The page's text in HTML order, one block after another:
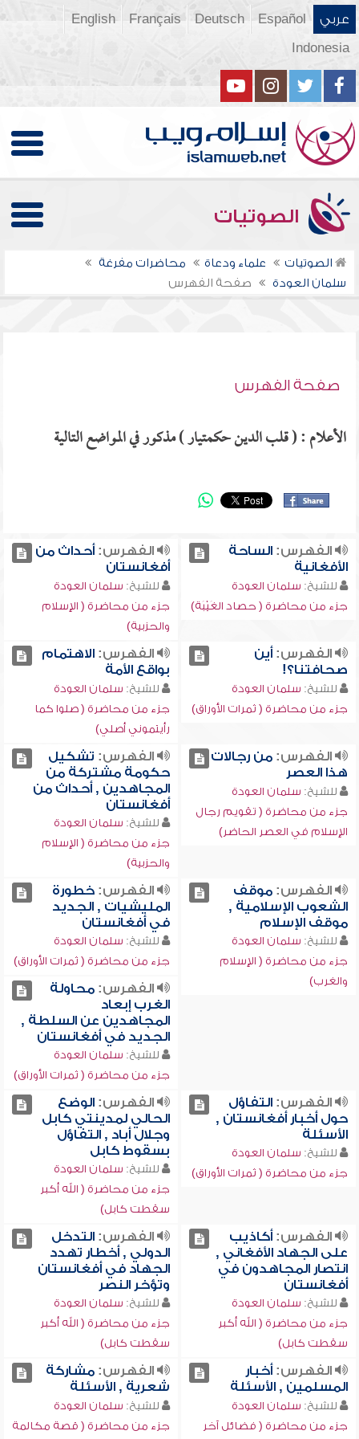
عربي Español
Deutsch
Français
English
Indonesia
الصوتيات
الصوتيات علماء ودعاة
محاضرات مفرغة
سلمان العودة
صفحة الفهرس
صفحة الفهرس
الأعلام : ( قلب الدين حكمتيار ) مذكور في المواضع التالية
الفهرس:الساحة
الأفغانية
للشيخ: سلمان العودة
جزء من محاضرة ( حصاد الغَيْبَة)
الفهرس:أحداث من
أفغانستان
للشيخ: سلمان العودة
جزء من محاضرة ( الإسلام
والحزبية)
الفهرس:أين
صحافتنا؟!
للشيخ: سلمان العودة
جزء من محاضرة ( ثمرات الأوراق)
الفهرس:الاهتمام
بواقع الأمة
للشيخ: سلمان العودة
جزء من محاضرة ( صلوا كما
رأيتموني أصلي)
الفهرس:من رجالات
هذا العصر
للشيخ: سلمان العودة
جزء من محاضرة ( تقويم رجال
الإسلام في العصر الحاضر)
الفهرس: تشكيل
حكومة مشتركة من
المجاهدين , أحداث من
أفغانستان
للشيخ: سلمان العودة
جزء من محاضرة ( الإسلام
والحزبية)
الفهرس:موقف
الشعوب الإسلامية ,
موقف الإسلام
للشيخ: سلمان العودة
جزء من محاضرة ( الإسلام
والغرب)
الفهرس:خطورة
المليشيات , الجديد
في أفغانستان
للشيخ: سلمان العودة
جزء من محاضرة ( ثمرات الأوراق)
الفهرس:محاولة
الغرب إبعاد
المجاهدين عن السلطة ,
الجديد في أفغانستان
للشيخ: سلمان العودة
جزء من محاضرة ( ثمرات الأوراق)
الفهرس:التفاؤل
حول أخبار أفغانستان ,
الأسئلة
للشيخ: سلمان العودة
جزء من محاضرة ( ثمرات الأوراق)
الفهرس:الوضع
الحالي لمدينتي كابل
وجلال أباد , التفاؤل
بسقوط كابل
للشيخ: سلمان العودة
جزء من محاضرة ( الله أكبر
سقطت كابل)
الفهرس:أكاذيب
على الجهاد الأفغاني ,
انتصار المجاهدون في
أفغانستان
للشيخ: سلمان العودة
جزء من محاضرة ( الله أكبر
سقطت كابل)
الفهرس:التدخل
الدولي , أخطار تهدد
الجهاد في أفغانستان
وتؤخر النصر
للشيخ: سلمان العودة
جزء من محاضرة ( الله أكبر
سقطت كابل)
الفهرس:أخبار
المسلمين , الأسئلة
للشيخ: سلمان العودة
جزء من محاضرة ( فضائل آخر
الفهرس:مشاركة
شعرية , الأسئلة
للشيخ: سلمان العودة
جزء من محاضرة ( قصة مكالمة